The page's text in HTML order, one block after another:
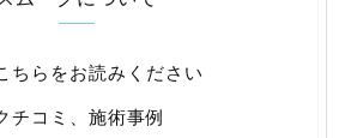
ちらをお読みください
チコミ、施術事例